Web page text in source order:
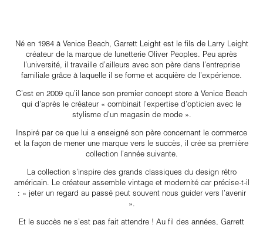
Né en 1984 à Venice Beach, Garrett Leight est le fils de Larry Leight
créateur de la marque de lunetterie Oliver Peoples. Peu après
l’université, il travaille d’ailleurs avec son père dans l’entreprise
familiale grâce à laquelle il se forme et acquière de l’expérience.
C’est en 2009 qu’il lance son premier concept store à Venice Beach
qui d’après le créateur « combinait l’expertise d’opticien avec le
stylisme d’un magasin de mode ».
Inspiré par ce que lui a enseigné son père concernant le commerce
et la façon de mener une marque vers le succès, il crée sa première
collection l’année suivante.
La collection s’inspire des grands classiques du design rétro
américain. Le créateur assemble vintage et modernité car précise-t-il
: « jeter un regard au passé peut souvent nous guider vers l’avenir
».
Et le succès ne s’est pas fait attendre ! Au fil des années, Garrett